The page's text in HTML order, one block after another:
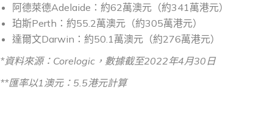
阿德萊德Adelaide：約62萬澳元（約341萬港元）
珀斯Perth：約55.2萬澳元（約305萬港元）
達爾文Darwin：約50.1萬澳元（約276萬港元）
*資料來源：Corelogic，數據截至2022年4月30日
**匯率以1澳元：5.5港元計算